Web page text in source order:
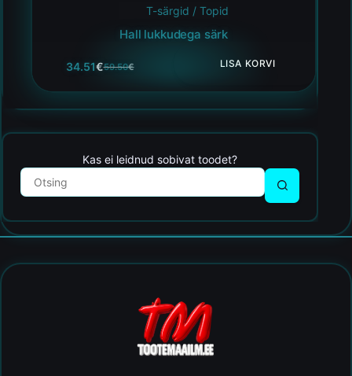
T-särgid / Topid
Hall lukkudega särk
59.50€
34.51€ LISA KORVI
Kas ei leidnud sobivat toodet?